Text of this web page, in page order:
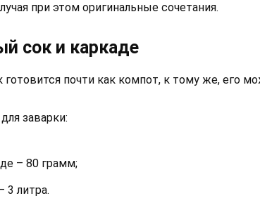
при этом оригинальные сочетания.
сок и каркаде
готовится почти как компот, к тому же, его
заварки:
– 80 грамм;
3 литра.